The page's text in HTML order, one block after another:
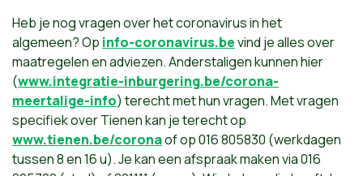
Heb je nog vragen over het coronavirus in het
algemeen? Op info-coronavirus.bevind je alles over
maatregelen en adviezen. Anderstaligen kunnen hier
(www.integratie-inburgering.be/corona-
meertalige-info) terecht met hun vragen. Met vragen
specifiek over Tienen kan je terecht op
www.tienen.be/coronaof op 016 805830 (werkdagen
tussen 8 en 16 u). Je kan een afspraak maken via 016